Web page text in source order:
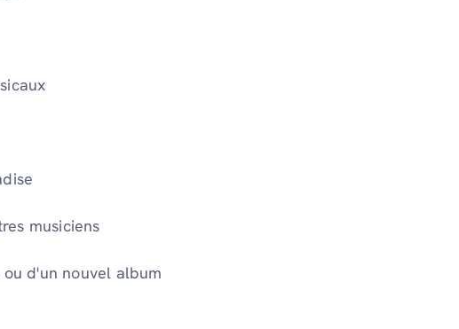
musiciens
d'un nouvel album